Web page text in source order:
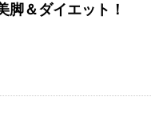
脚＆ダイエット！